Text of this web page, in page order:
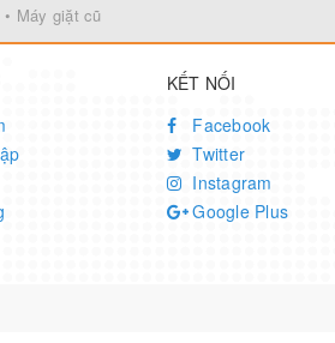
• Máy giặt cũ
KẾT NỐI
Facebook
Twitter
Instagram
Google Plus